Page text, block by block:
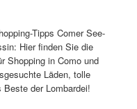
Tipps Comer See-
Hier finden Sie die
Shopping in Como und
Läden, tolle
der Lombardei!